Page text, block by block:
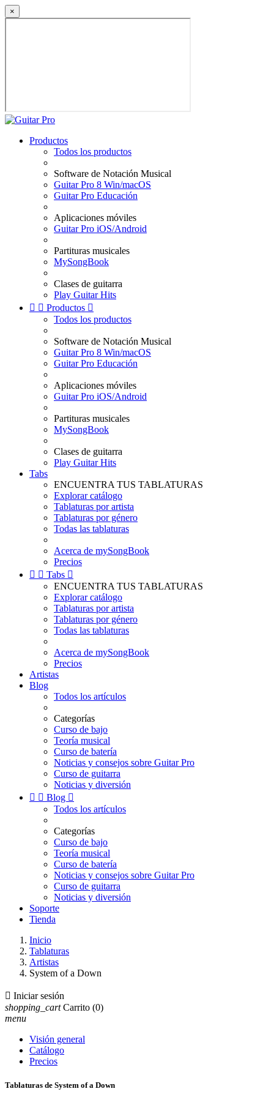
×
Productos
Todos los productos
Software de Notación Musical
Guitar Pro 8 Win/macOS
Guitar Pro Educación
Aplicaciones móviles
Guitar Pro iOS/Android
Partituras musicales
MySongBook
Clases de guitarra
Play Guitar Hits
  Productos 
Todos los productos
Software de Notación Musical
Guitar Pro 8 Win/macOS
Guitar Pro Educación
Aplicaciones móviles
Guitar Pro iOS/Android
Partituras musicales
MySongBook
Clases de guitarra
Play Guitar Hits
Tabs
ENCUENTRA TUS TABLATURAS
Explorar catálogo
Tablaturas por artista
Tablaturas por género
Todas las tablaturas
Acerca de mySongBook
Precios
  Tabs 
ENCUENTRA TUS TABLATURAS
Explorar catálogo
Tablaturas por artista
Tablaturas por género
Todas las tablaturas
Acerca de mySongBook
Precios
Artistas
Blog
Todos los artículos
Categorías
Curso de bajo
Teoría musical
Curso de batería
Noticias y consejos sobre Guitar Pro
Curso de guitarra
Noticias y diversión
  Blog 
Todos los artículos
Categorías
Curso de bajo
Teoría musical
Curso de batería
Noticias y consejos sobre Guitar Pro
Curso de guitarra
Noticias y diversión
Soporte
Tienda
Inicio
Tablaturas
Artistas
System of a Down
 Iniciar sesión
shopping_cart Carrito (0)
menu
Visión general
Catálogo
Precios
Tablaturas de System of a Down